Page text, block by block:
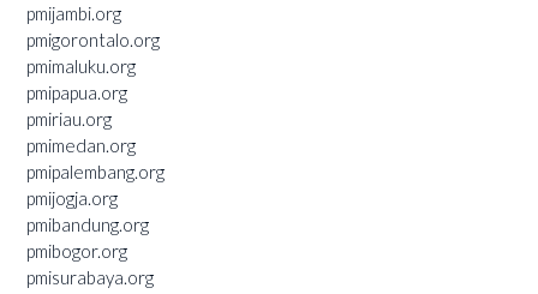
pmijambi.org
pmigorontalo.org
pmimaluku.org
pmipapua.org
pmiriau.org
pmimedan.org
pmipalembang.org
pmijogja.org
pmibandung.org
pmibogor.org
pmisurabaya.org